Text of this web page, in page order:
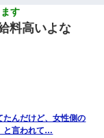
す
料高いよな
んだけど、女性側の
と言われて…